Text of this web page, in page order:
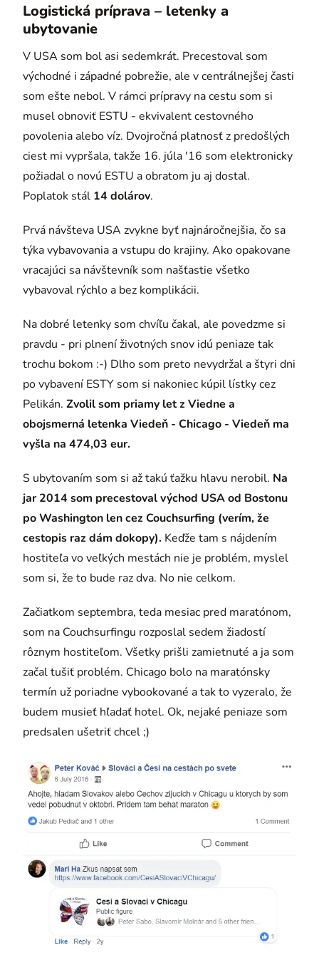
Logistická príprava – letenky a
ubytovanie
V USA som bol asi sedemkrát. Precestoval som
východné i západné pobrežie, ale v centrálnejšej časti
som ešte nebol. V rámci prípravy na cestu som si
musel obnoviť ESTU - ekvivalent cestovného
povolenia alebo víz. Dvojročná platnosť z predošlých
ciest mi vypršala, takže 16. júla '16 som elektronicky
požiadal o novú ESTU a obratom ju aj dostal.
Poplatok stál 14 dolárov.
Prvá návšteva USA zvykne byť najnáročnejšia, čo sa
týka vybavovania a vstupu do krajiny. Ako opakovane
vracajúci sa návštevník som našťastie všetko
vybavoval rýchlo a bez komplikácii.
Na dobré letenky som chvíľu čakal, ale povedzme si
pravdu - pri plnení životných snov idú peniaze tak
trochu bokom :-) Dlho som preto nevydržal a štyri dni
po vybavení ESTY som si nakoniec kúpil lístky cez
Pelikán. Zvolil som priamy let z Viedne a
obojsmerná letenka Viedeň - Chicago - Viedeň ma
vyšla na 474,03 eur.
S ubytovaním som si až takú ťažku hlavu nerobil. Na
jar 2014 som precestoval východ USA od Bostonu
po Washington len cez Couchsurfing (verím, že
cestopis raz dám dokopy). Keďže tam s nájdením
hostiteľa vo veľkých mestách nie je problém, myslel
som si, že to bude raz dva. No nie celkom.
Začiatkom septembra, teda mesiac pred maratónom,
som na Couchsurfingu rozposlal sedem žiadostí
rôznym hostiteľom. Všetky prišli zamietnuté a ja som
začal tušiť problém. Chicago bolo na maratónsky
termín už poriadne vybookované a tak to vyzeralo, že
budem musieť hľadať hotel. Ok, nejaké peniaze som
predsalen ušetriť chcel ;)